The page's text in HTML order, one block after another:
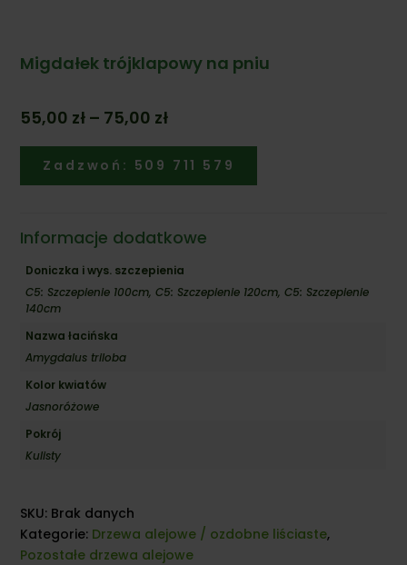
Migdałek trójklapowy na pniu
55,00 zł – 75,00 złZakres
od
Zadzwoń: 509 711 579
Informacje dodatkowe
Doniczka i wys. szczepienia
C5: Szczepienie 100cm, C5: Szczepienie 120cm, C5: Szczepienie
140cm
Nazwa łacińska
Amygdalus triloba
Kolor kwiatów
Jasnoróżowe
Pokrój
Kulisty
SKU: Brak danych
Kategorie: Drzewa alejowe / ozdobne liściaste,
Pozostałe drzewa alejowe